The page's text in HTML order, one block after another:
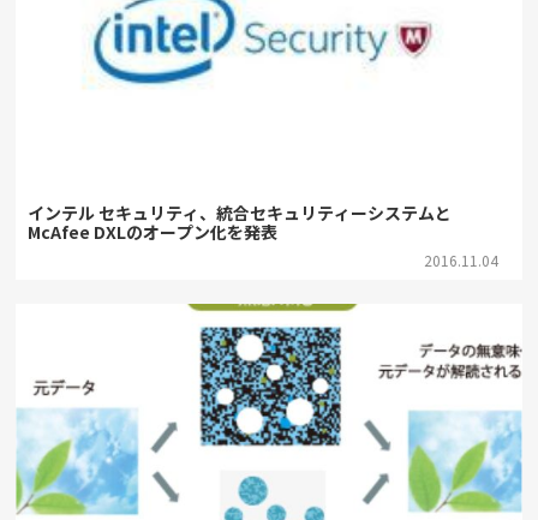
インテル セキュリティ、統合セキュリティーシステムと
McAfee DXLのオープン化を発表
2016.11.04